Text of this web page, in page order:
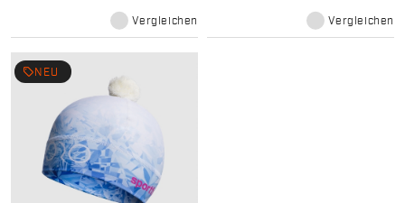
Vergleichen Vergleichen
local_offer NEU